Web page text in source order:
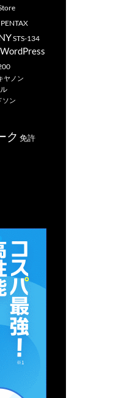
PENTAX
STS-134
WordPress
ヤノン
ソン
ク 免許